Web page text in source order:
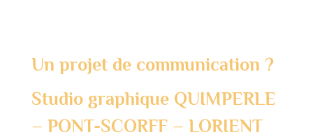
Un projet de communication ?
Studio graphique QUIMPERLE
– PONT-SCORFF – LORIENT